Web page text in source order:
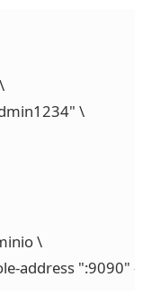
\
\
address ":9090" --